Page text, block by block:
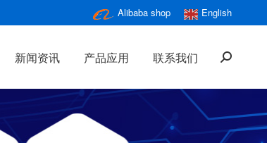
Alibaba shop English
新闻资讯 产品应用 联系我们
搜